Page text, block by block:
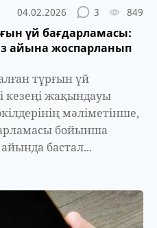
04.02.2026 3 849
үй бағдарламасы:
айына жоспарланып
тұрғын үй
кезеңі жақындауы
мәліметінше,
бойынша
бастал...